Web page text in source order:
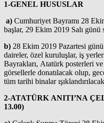
1-GENEL HUSUSLAR
a) Cumhuriyet Bayramı 28
başlar, 29 Ekim 2019 Salı günü
b) 28 Ekim 2019 Pazartesi
daireler, özel kuruluşlar, iş
Bayrakları, Atatürk posterleri
görsellerle donatılacak olup,
tüm tarihi binalar
2-ATATÜRK ANITI’NA
13.00)